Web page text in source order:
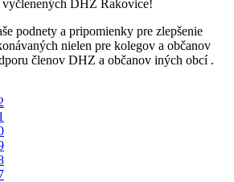
vyčlenených DHZ Rakovice!
podnety a pripomienky pre zlepšenie
nielen pre kolegov a občanov
členov DHZ a občanov iných obcí .